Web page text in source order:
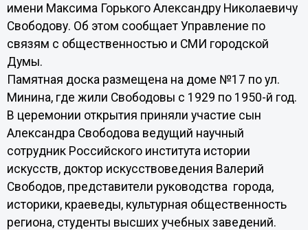
имени Максима Горького Александру Николаевичу
Свободову. Об этом сообщает Управление по
связям с общественностью и СМИ городской
Думы.
Памятная доска размещена на доме №17 по ул.
Минина, где жили Свободовы с 1929 по 1950-й год.
В церемонии открытия приняли участие сын
Александра Свободова ведущий научный
сотрудник Российского института истории
искусств, доктор искусствоведения Валерий
Свободов, представители руководства города,
историки, краеведы, культурная общественность
региона, студенты высших учебных заведений.